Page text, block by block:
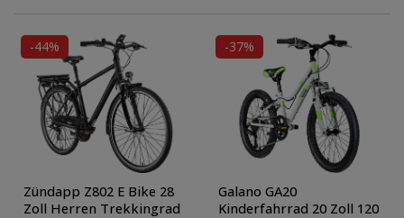
Bauart Rahmen
Anzahl Gänge
Material Rahmen
Geschlecht
-44%
Zündapp Z802 E Bike 28
Zoll Herren Trekkingrad
-37%
Galano GA20
Kinderfahrrad 20 Zoll 120